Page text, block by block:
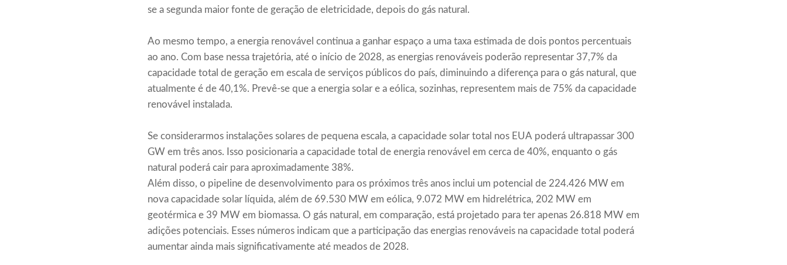
se a segunda maior fonte de geração de eletricidade, depois do gás natural.
Ao mesmo tempo, a energia renovável continua a ganhar espaço a uma taxa estimada de dois pontos percentuais
ao ano. Com base nessa trajetória, até o início de 2028, as energias renováveis poderão representar 37,7% da
capacidade total de geração em escala de serviços públicos do país, diminuindo a diferença para o gás natural, que
atualmente é de 40,1%. Prevê-se que a energia solar e a eólica, sozinhas, representem mais de 75% da capacidade
renovável instalada.
Se considerarmos instalações solares de pequena escala, a capacidade solar total nos EUA poderá ultrapassar 300
GW em três anos. Isso posicionaria a capacidade total de energia renovável em cerca de 40%, enquanto o gás
natural poderá cair para aproximadamente 38%.
Além disso, o pipeline de desenvolvimento para os próximos três anos inclui um potencial de 224.426 MW em
nova capacidade solar líquida, além de 69.530 MW em eólica, 9.072 MW em hidrelétrica, 202 MW em
geotérmica e 39 MW em biomassa. O gás natural, em comparação, está projetado para ter apenas 26.818 MW em
adições potenciais. Esses números indicam que a participação das energias renováveis na capacidade total poderá
aumentar ainda mais significativamente até meados de 2028.